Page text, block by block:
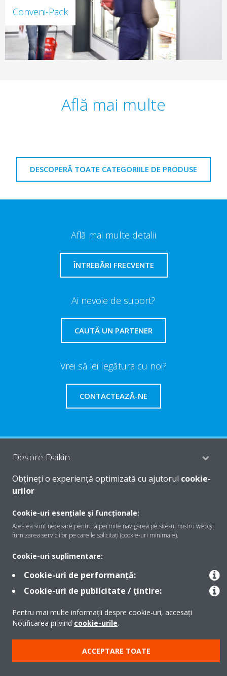
Conveni-Pack
Află mai multe
DESCOPERĂ TOATE CATEGORIILE DE PRODUSE
Află mai multe detalii
ÎNTREBĂRI FRECVENTE
Ai nevoie de suport?
CAUTĂ UN PARTENER
Vrei să iei legătura cu noi?
CONTACTEAZĂ-NE
Despre Daikin
Soluţii
Contact
Produse
Copyright © Daikin
Notă legală
Cookie Notice
Politica de protecție a datelor
Etica corporativă
Termeni şi condiţii Data Act
Obțineți o experiență optimizată cu ajutorul cookie-
urilor
Cookie-uri esențiale și funcționale:
Acestea sunt necesare pentru a permite navigarea pe site-ul nostru web și
furnizarea serviciilor pe care le solicitați (cookie-uri minimale).
Cookie-uri suplimentare:
Cookie-uri de performanță:
Cookie-uri de publicitate / țintire:
Pentru mai multe informații despre cookie-uri, accesați
Notificarea privind cookie-urile.
ACCEPTARE TOATE